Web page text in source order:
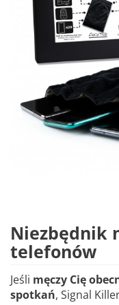
Niezbędnik
telefonów
Jeśli męczy Cię
spotkań, Signal